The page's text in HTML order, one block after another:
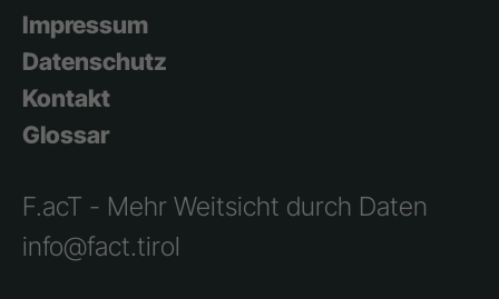
Impressum
Datenschutz
Kontakt
Glossar
F.acT - Mehr Weitsicht durch Daten
info@fact.tirol